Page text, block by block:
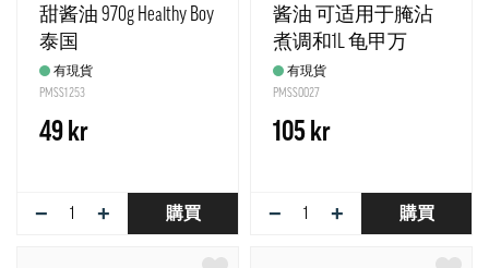
甜酱油 970g Healthy Boy
泰国
有現貨
PMSS1253
49 kr
− + 購買
酱油 可适用于腌沾
煮调和1L 龟甲万
有現貨
PMSS0027
105 kr
− + 購買